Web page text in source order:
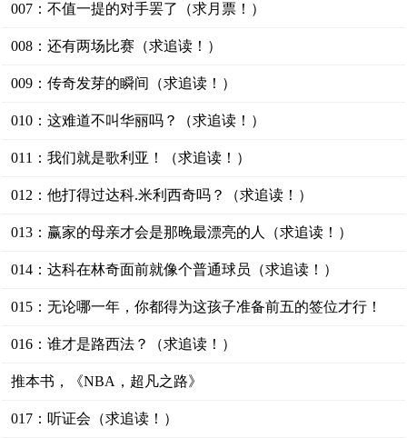
007：不值一提的对手罢了（求月票！）
008：还有两场比赛（求追读！）
009：传奇发芽的瞬间（求追读！）
010：这难道不叫华丽吗？（求追读！）
011：我们就是歌利亚！（求追读！）
012：他打得过达科.米利西奇吗？（求追读！）
013：赢家的母亲才会是那晚最漂亮的人（求追读！）
014：达科在林奇面前就像个普通球员（求追读！）
015：无论哪一年，你都得为这孩子准备前五的签位才行！
（求追读！）
016：谁才是路西法？（求追读！）
推本书，《NBA，超凡之路》
017：听证会（求追读！）